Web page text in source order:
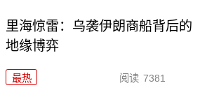
里海惊雷：乌袭伊朗商船背后的
地缘博弈
最热 阅读 7381